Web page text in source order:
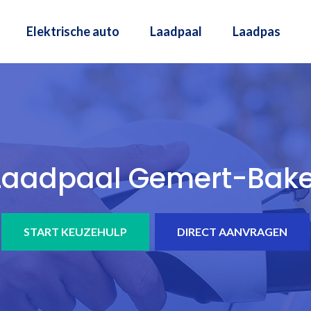
Elektrische auto Laadpaal Laadpas
Gemert-
START KEUZEHULP DIRECT AANVRAGEN